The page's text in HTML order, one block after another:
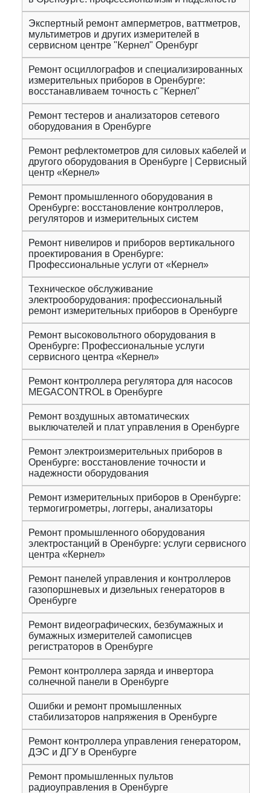
Экспертный ремонт амперметров, ваттметров,
мультиметров и других измерителей в
сервисном центре "Кернел" Оренбург
Ремонт осциллографов и специализированных
измерительных приборов в Оренбурге:
восстанавливаем точность с "Кернел"
Ремонт тестеров и анализаторов сетевого
оборудования в Оренбурге
Ремонт рефлектометров для силовых кабелей и
другого оборудования в Оренбурге | Сервисный
центр «Кернел»
Ремонт промышленного оборудования в
Оренбурге: восстановление контроллеров,
регуляторов и измерительных систем
Ремонт нивелиров и приборов вертикального
проектирования в Оренбурге:
Профессиональные услуги от «Кернел»
Техническое обслуживание
электрооборудования: профессиональный
ремонт измерительных приборов в Оренбурге
Ремонт высоковольтного оборудования в
Оренбурге: Профессиональные услуги
сервисного центра «Кернел»
Ремонт контроллера регулятора для насосов
MEGACONTROL в Оренбурге
Ремонт воздушных автоматических
выключателей и плат управления в Оренбурге
Ремонт электроизмерительных приборов в
Оренбурге: восстановление точности и
надежности оборудования
Ремонт измерительных приборов в Оренбурге:
термогигрометры, логгеры, анализаторы
Ремонт промышленного оборудования
электростанций в Оренбурге: услуги сервисного
центра «Кернел»
Ремонт панелей управления и контроллеров
газопоршневых и дизельных генераторов в
Оренбурге
Ремонт видеографических, безбумажных и
бумажных измерителей самописцев
регистраторов в Оренбурге
Ремонт контроллера заряда и инвертора
солнечной панели в Оренбурге
Ошибки и ремонт промышленных
стабилизаторов напряжения в Оренбурге
Ремонт контроллера управления генератором,
ДЭС и ДГУ в Оренбурге
Ремонт промышленных пультов
радиоуправления в Оренбурге